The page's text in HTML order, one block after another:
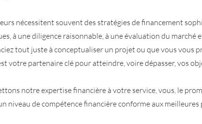
nécessitent souvent des stratégies de financement
à une diligence raisonnable, à une évaluation du marché
tout juste à conceptualiser un projet ou que vous vous
votre partenaire clé pour atteindre, voire dépasser, vos
notre expertise financière à votre service, vous, le
niveau de compétence financière conforme aux